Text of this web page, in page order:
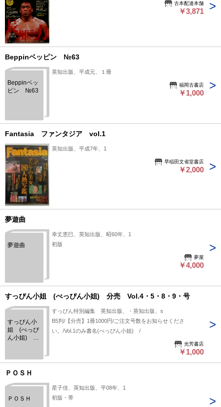
古本配達本舗
￥3,871
Beppinベッピン №63
Beppinベッ
ピン №63
英知出版、平成元、１冊
福岡古書店
￥1,000
Fantasia ファンタジア vol.1
英知出版、平成7年、1
早稲田文省堂書店
￥2,000
夢遊曲
夢遊曲
幸丈恵巳、英知出版、昭60年、1
初版
夢屋
￥4,000
すっぴん小姐 (べっぴん小姐) 分売 Vol.4・5・8・9・号
すっぴん小
姐 (べっぴ
ん小姐) 分
すっぴん特別編集 英知出版、・英知出版、s
B5判/【分売】1冊1000円/ご注文号数をお知らせくださ
い。/Vol.1のみ書名(べっぴん小姐) /
光芳書店
￥1,000
ＰＯＳＨ
ＰＯＳＨ
星子佳、英知出版、平08年、1
初版・帯